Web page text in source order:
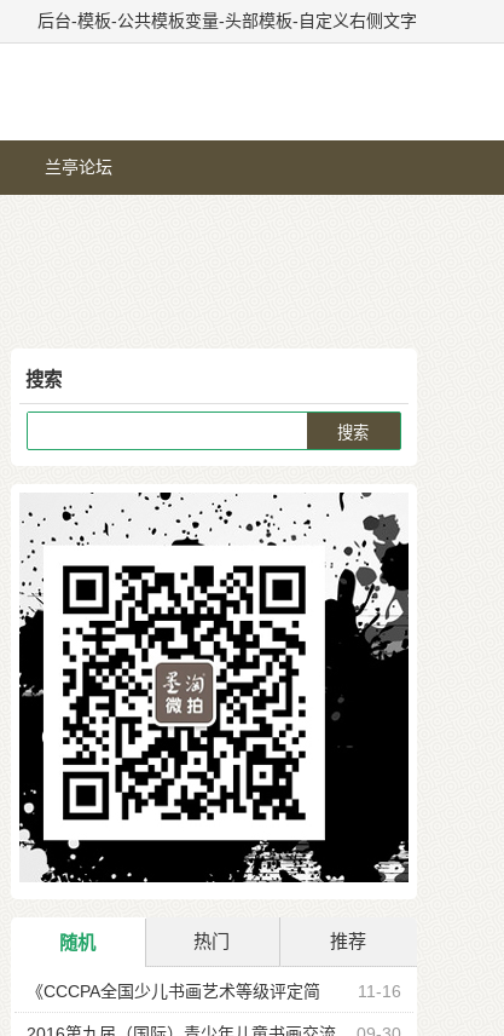
后台-模板-公共模板变量-头部模板-自定义右侧文字
兰亭论坛
搜索
随机 热门 推荐
11-16
《CCCPA全国少儿书画艺术等级评定简